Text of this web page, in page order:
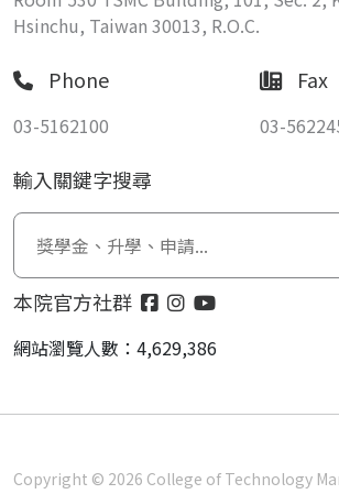
Hsinchu, Taiwan 30013, R.O.C.
Phone
03-5162100
Fax
03-
輸入關鍵字搜尋
本院官方社群
網站瀏覽人數：4,629,386
Copyright © 2026 College of Technology